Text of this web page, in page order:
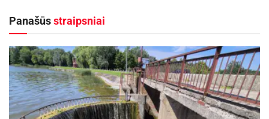
Antrojo pasaulinio karo metais.
Informacinio stendo Zarasuose vieta:
Aktualios naujienos
Kauno žaliosios erdvės džiugina nuo pirmųjų
Panašūsstraipsniai